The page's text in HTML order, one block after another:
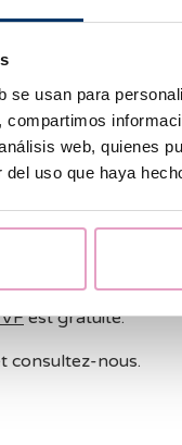
se usan para
web, quienes
del uso que haya
pas encore à un
soit une option chez
ainsi que
en cas
in vitro
ou le don
d'infertilité?
sur votre cas
est gratuite.
consultez-nous.